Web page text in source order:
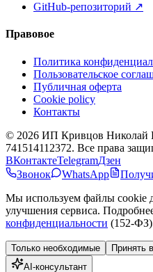
GitHub-репозиторий ↗
Правовое
Политика
Пользовательское
Публичная оферта
Cookie policy
Контакты
© 2026 ИП Кривцов Николай
741514112372. Все права
ВКонтактеTelegramДзен
Звонок
WhatsApp
Мы используем файлы cookie
улучшения сервиса.
конфиденциальности (152-
Только необходимые
Принять
AI-консультант